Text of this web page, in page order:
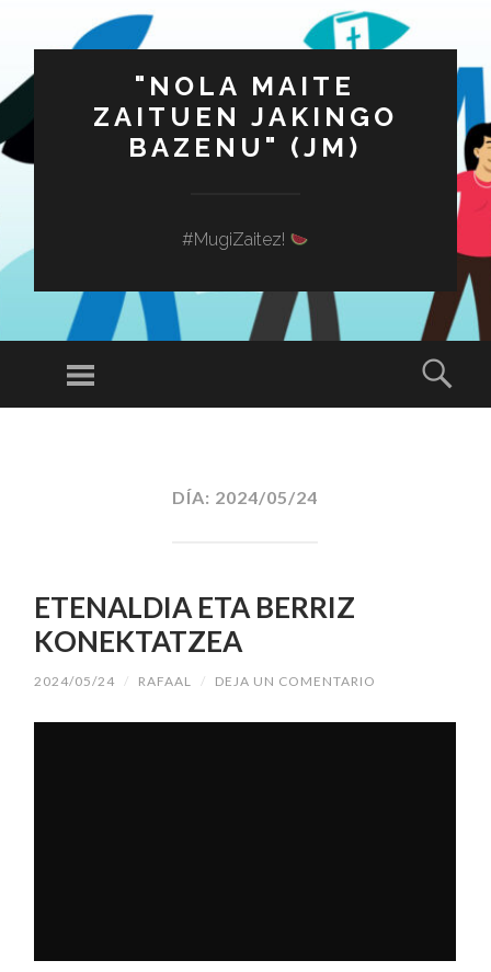
"NOLA MAITE
ZAITUEN JAKINGO
BAZENU" (JM)
#MugiZaitez!
Menú
DÍA: 2024/05/24
ETENALDIA ETA BERRIZ
KONEKTATZEA
2024/05/24 / RAFAAL / DEJA UN COMENTARIO